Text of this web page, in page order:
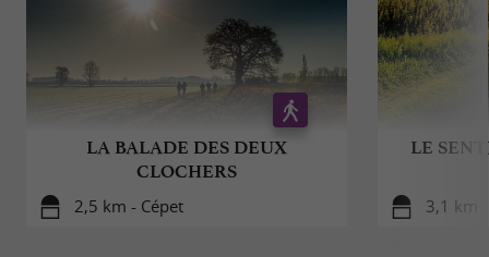
LA BALADE DES DEUX
CLOCHERS
2,5 km - Cépet
LE
3,1 km